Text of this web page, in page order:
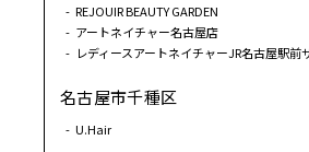
REJOUIR BEAUTY GARDEN
アートネイチャー名古屋店
レディースアートネイチャーJR名古屋駅前
名古屋市千種区
U.Hair